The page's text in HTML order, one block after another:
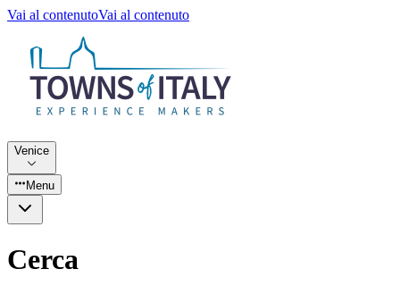
Vai al contenutoVai al contenuto
Venice
Menu
Cerca